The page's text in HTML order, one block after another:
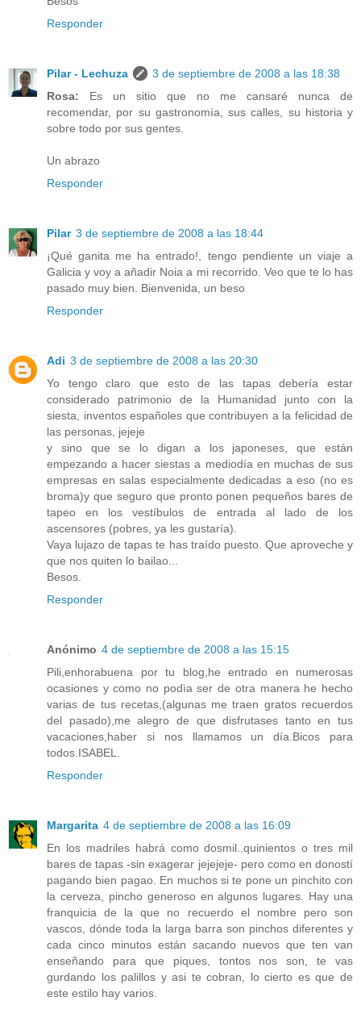
Responder
Pilar - Lechuza
3 de septiembre de 2008 a las 18:38
Rosa: Es un sitio que no me cansaré nunca de
recomendar, por su gastronomía, sus calles, su historia y
sobre todo por sus gentes.
Un abrazo
Responder
Pilar 3 de septiembre de 2008 a las 18:44
¡Qué ganita me ha entrado!, tengo pendiente un viaje a
Galicia y voy a añadir Noia a mi recorrido. Veo que te lo has
pasado muy bien. Bienvenida, un beso
Responder
Adi 3 de septiembre de 2008 a las 20:30
Yo tengo claro que esto de las tapas debería estar
considerado patrimonio de la Humanidad junto con la
siesta, inventos españoles que contribuyen a la felicidad de
las personas, jejeje
y sino que se lo digan a los japoneses, que están
empezando a hacer siestas a mediodía en muchas de sus
empresas en salas especialmente dedicadas a eso (no es
broma)y que seguro que pronto ponen pequeños bares de
tapeo en los vestíbulos de entrada al lado de los
ascensores (pobres, ya les gustaría).
Vaya lujazo de tapas te has traído puesto. Que aproveche y
que nos quiten lo bailao...
Besos.
Responder
Anónimo 4 de septiembre de 2008 a las 15:15
Pili,enhorabuena por tu blog,he entrado en numerosas
ocasiones y como no podìa ser de otra manera he hecho
varias de tus recetas,(algunas me traen gratos recuerdos
del pasado),me alegro de que disfrutases tanto en tus
vacaciones,haber si nos llamamos un día.Bicos para
todos.ISABEL.
Responder
Margarita 4 de septiembre de 2008 a las 16:09
En los madriles habrá como dosmil..quinientos o tres mil
bares de tapas -sin exagerar jejejeje- pero como en doností
pagando bien pagao. En muchos si te pone un pinchito con
la cerveza, pincho generoso en algunos lugares. Hay una
franquicia de la que no recuerdo el nombre pero son
vascos, dónde toda la larga barra son pinchos diferentes y
cada cinco minutos están sacando nuevos que ten van
enseñando para que piques, tontos nos son, te vas
gurdando los palillos y asi te cobran, lo cierto es que de
este estilo hay varios.